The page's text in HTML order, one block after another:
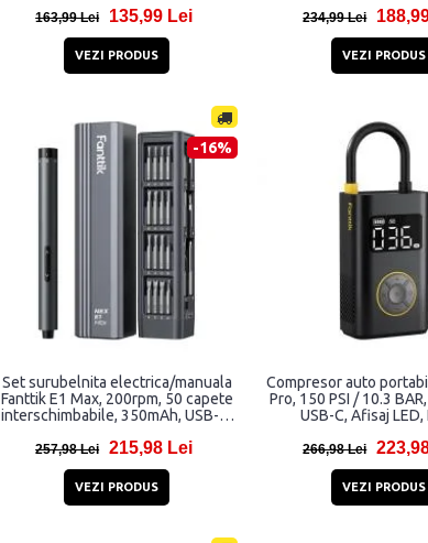
163,99 Lei 135,99 Lei
VEZI PRODUS
234,99 Lei
VEZI PRODUS
-16%
Set surubelnita electrica/manuala
Fanttik E1 Max, 200rpm, 50 capete
interschimbabile, 350mAh, USB-C,
257,98 Lei 215,98 Lei
VEZI PRODUS
Compresor auto
Pro, 150 PSI / 10.3
USB-C, Afisaj LED,
266,98 Lei
VEZI PRODUS